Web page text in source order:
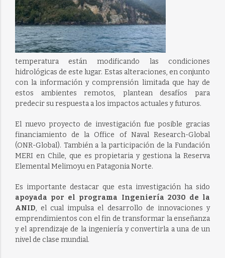
temperatura están modificando las condiciones
hidrológicas de este lugar. Estas alteraciones, en conjunto
con la información y comprensión limitada que hay de
estos ambientes remotos, plantean desafíos para
predecir su respuesta a los impactos actuales y futuros.
El nuevo proyecto de investigación fue posible gracias
financiamiento de la Office of Naval Research-Global
(ONR-Global). También a la participación de la Fundación
MERI en Chile, que es propietaria y gestiona la Reserva
Elemental Melimoyu en Patagonia Norte.
Es importante destacar que esta investigación ha sido
apoyada por el programa Ingeniería 2030 de la
ANID, el cual impulsa el desarrollo de innovaciones y
emprendimientos con el fin de transformar la enseñanza
y el aprendizaje de la ingeniería y convertirla a una de un
nivel de clase mundial.